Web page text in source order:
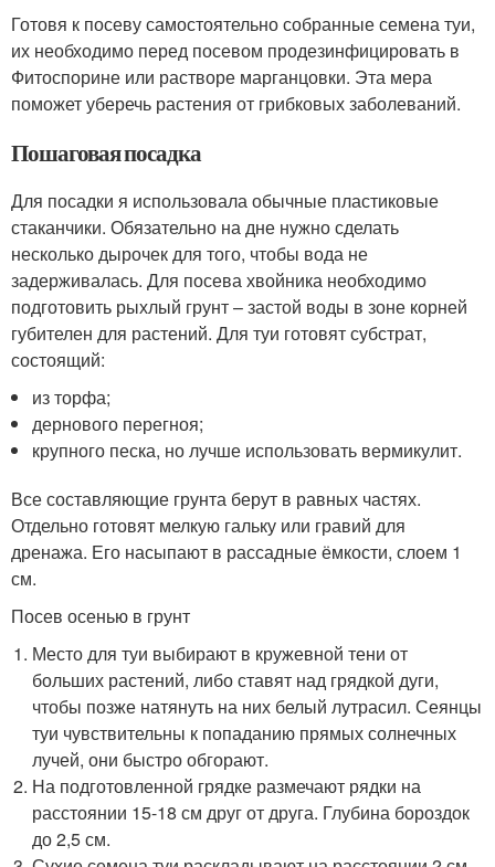
Готовя к посеву самостоятельно собранные семена туи,
их необходимо перед посевом продезинфицировать в
Фитоспорине или растворе марганцовки. Эта мера
поможет уберечь растения от грибковых заболеваний.
Пошаговая посадка
Для посадки я использовала обычные пластиковые
стаканчики. Обязательно на дне нужно сделать
несколько дырочек для того, чтобы вода не
задерживалась. Для посева хвойника необходимо
подготовить рыхлый грунт – застой воды в зоне корней
губителен для растений. Для туи готовят субстрат,
состоящий:
из торфа;
дернового перегноя;
крупного песка, но лучше использовать вермикулит.
Все составляющие грунта берут в равных частях.
Отдельно готовят мелкую гальку или гравий для
дренажа. Его насыпают в рассадные ёмкости, слоем 1
см.
Посев осенью в грунт
Место для туи выбирают в кружевной тени от
больших растений, либо ставят над грядкой дуги,
чтобы позже натянуть на них белый лутрасил. Сеянцы
туи чувствительны к попаданию прямых солнечных
лучей, они быстро обгорают.
На подготовленной грядке размечают рядки на
расстоянии 15-18 см друг от друга. Глубина бороздок
до 2,5 см.